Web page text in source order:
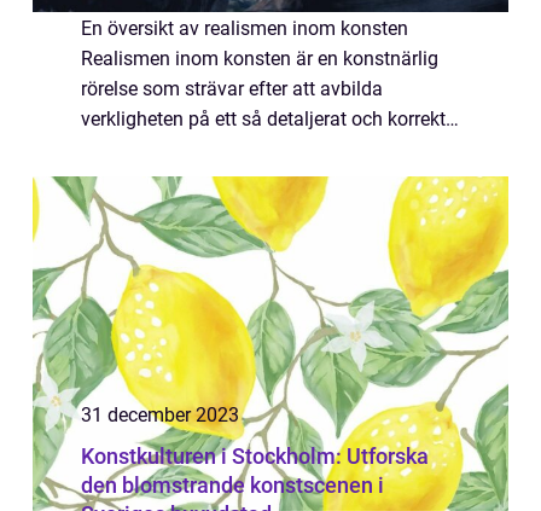
En översikt av realismen inom konsten
Realismen inom konsten är en konstnärlig
rörelse som strävar efter att avbilda
verkligheten på ett så detaljerat och korrekt
vann popularitet under 1800-talet som en r...
31 december 2023
Konstkulturen i Stockholm: Utforska
den blomstrande konstscenen i